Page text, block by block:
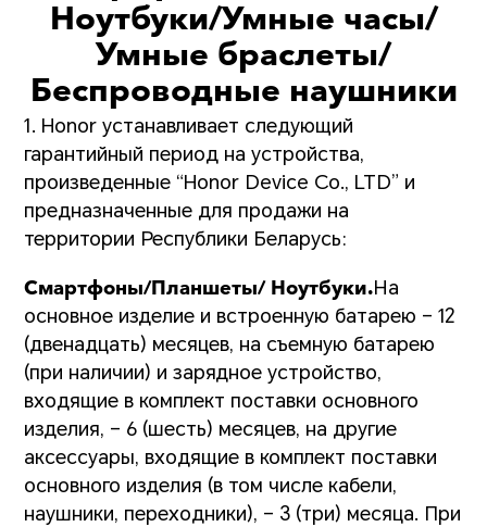
Ноутбуки/Умные часы/
Умные браслеты/
Беспроводные наушники
1. Honor устанавливает следующий
гарантийный период на устройства,
произведенные “Honor Device Co., LTD” и
предназначенные для продажи на
территории Республики Беларусь:
Смартфоны/Планшеты/ Ноутбуки.На
основное изделие и встроенную батарею – 12
(двенадцать) месяцев, на съемную батарею
(при наличии) и зарядное устройство,
входящие в комплект поставки основного
изделия, – 6 (шесть) месяцев, на другие
аксессуары, входящие в комплект поставки
основного изделия (в том числе кабели,
наушники, переходники), – 3 (три) месяца. При